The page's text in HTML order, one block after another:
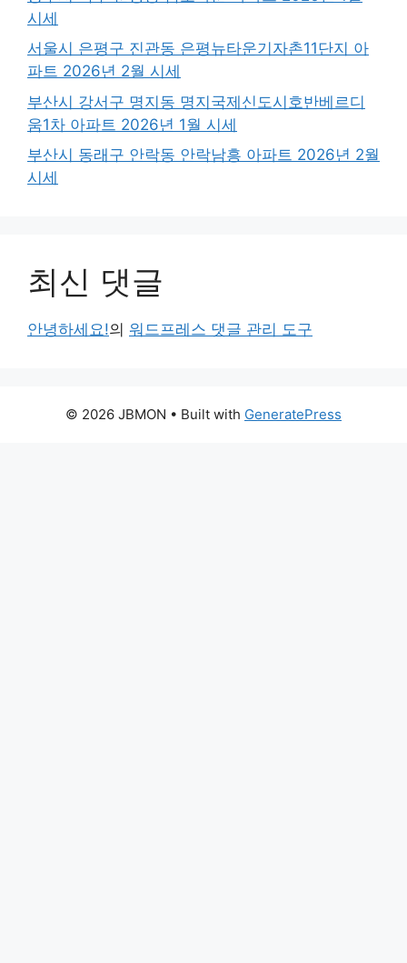
시세
서울시 은평구 진관동 은평뉴타운기자촌11단지 아
파트 2026년 2월 시세
부산시 강서구 명지동 명지국제신도시호반베르디
움1차 아파트 2026년 1월 시세
부산시 동래구 안락동 안락남흥 아파트 2026년 2월
시세
최신 댓글
안녕하세요!의 워드프레스 댓글 관리 도구
© 2026 JBMON • Built with GeneratePress